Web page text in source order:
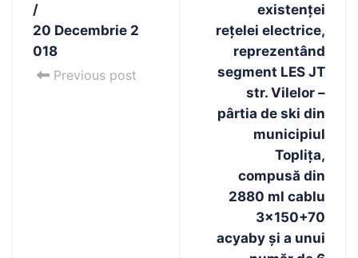
/
20 Decembrie 2
018
Previous post
existenţei
reţelei electrice,
reprezentând
segment LES JT
str. Vilelor –
pârtia de ski din
municipiul
Topliţa,
compusă din
2880 ml cablu
3×150+70
acyaby şi a unui